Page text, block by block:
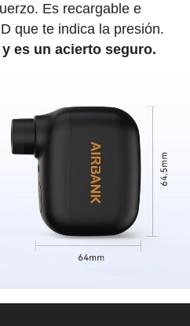
Es recargable e
que te indica la presión.
es un acierto seguro.